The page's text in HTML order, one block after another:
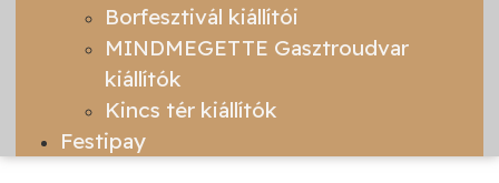
Borfesztivál kiállítói
MINDMEGETTE Gasztroudvar
kiállítók
Kincs tér kiállítók
Festipay